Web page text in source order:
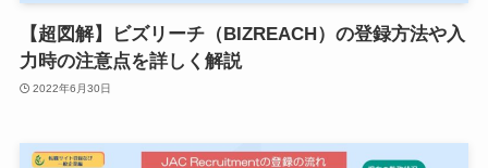
【超図解】ビズリーチ（BIZREACH）の登録方法や入
力時の注意点を詳しく解説
2022年6月30日